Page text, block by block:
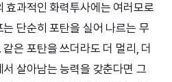
효과적인 화력투사에는 여러모로
단순히 포탄을 실어 나르는 무
은 포탄을 쓰더라도 더 멀리, 더
살아남는 능력을 갖춘다면 그